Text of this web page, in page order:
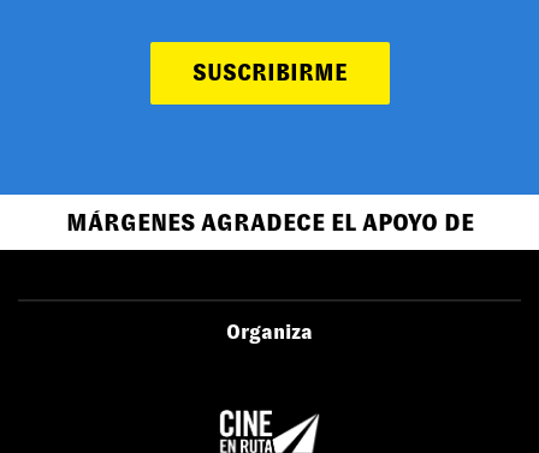
SUSCRIBIRME
MÁRGENES AGRADECE EL APOYO DE
Organiza